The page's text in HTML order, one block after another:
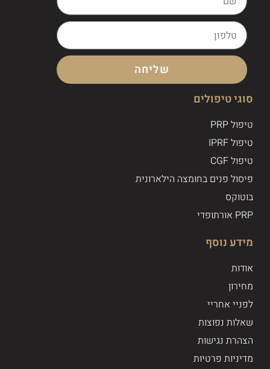
שליחה
סוגי טיפולים
טיפול PRP
טיפול IPRF
טיפול CGF
פיסול פנים בחומצה הילארונית
בוטוקס
PRP אורתופדי
מידע נוסף
אודות
מחירון
לפניי אחריי
שאלות נפוצות
הצהרת נגישות
מדיניות פרטיות